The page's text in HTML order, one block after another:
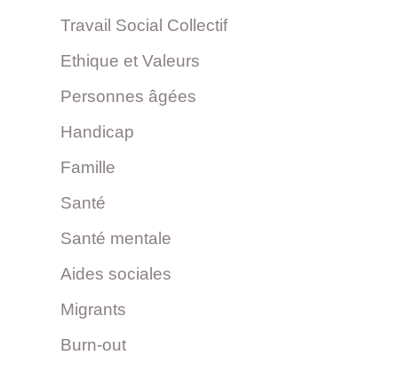
Travail Social Collectif
Ethique et Valeurs
Personnes âgées
Handicap
Famille
Santé
Santé mentale
Aides sociales
Migrants
Burn-out